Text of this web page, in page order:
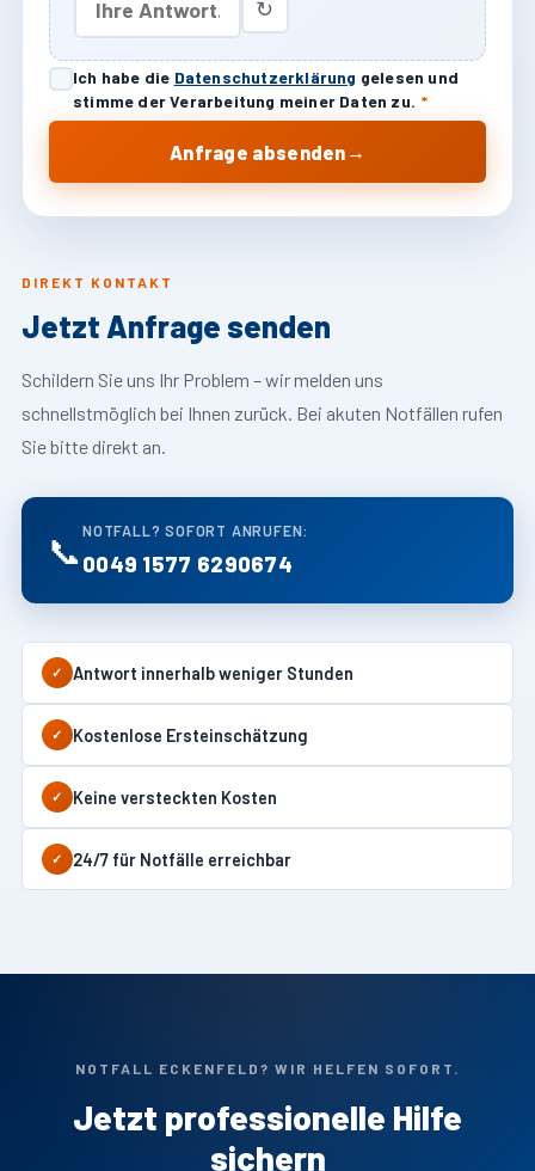
DIREKT KONTAKT
Jetzt Anfrage senden
Schildern Sie uns Ihr Problem – wir melden uns
schnellstmöglich bei Ihnen zurück. Bei akuten Notfällen rufen
Sie bitte direkt an.
📞 NOTFALL? SOFORT ANRUFEN:
0049 1577 6290674
✓ Antwort innerhalb weniger Stunden
✓ Kostenlose Ersteinschätzung
✓ Keine versteckten Kosten
✓ 24/7 für Notfälle erreichbar
↻
Ich habe die Datenschutzerklärung gelesen und
stimme der Verarbeitung meiner Daten zu. *
Anfrage absenden →
NOTFALL ECKENFELD? WIR HELFEN SOFORT.
Jetzt professionelle Hilfe
sichern